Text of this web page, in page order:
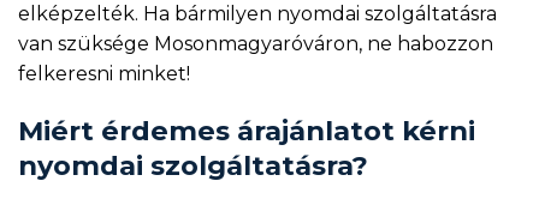
elképzelték. Ha bármilyen nyomdai szolgáltatásra
van szüksége Mosonmagyaróváron, ne habozzon
felkeresni minket!
Miért érdemes árajánlatot kérni
nyomdai szolgáltatásra?